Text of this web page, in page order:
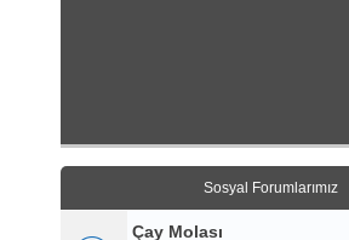
Sosyal Forumlarımız
Çay Molası